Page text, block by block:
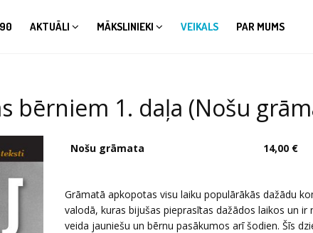
AKTUĀLI MĀKSLINIEKI VEIKALS PAR MUMS
bērniem 1. daļa (Nošu
Nošu grāmata 14,00 €
Grāmatā apkopotas visu laiku populārākās dažādu
valodā, kuras bijušas pieprasītas dažādos laikos un
veida jauniešu un bērnu pasākumos arī šodien. Šīs